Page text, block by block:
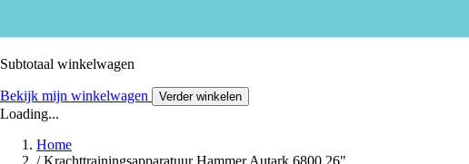
Subtotaal winkelwagen
Bekijk mijn winkelwagen Verder winkelen
Loading...
Home
/ Krachttrainingsapparatuur Hammer Autark 6800 26"